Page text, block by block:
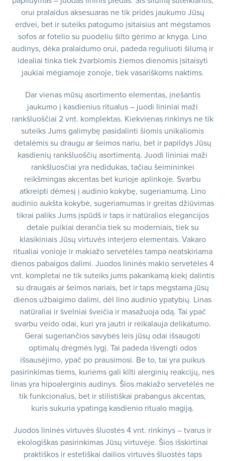
orui pralaidus aksesuaras ne tik pridės jaukumo Jūsų
erdvei, bet ir suteiks patogumo įsitaisius ant mėgstamos
sofos ar fotelio su puodeliu šilto gėrimo ar knyga. Lino
audinys, dėka pralaidumo orui, padeda reguliuoti šilumą ir
idealiai tinka tiek žvarbiomis žiemos dienomis įsitaisyti
jaukiai mėgiamoje zonoje, tiek vasariškoms naktims.
Dar vienas mūsų asortimento elementas, įnešantis
jaukumo į kasdienius ritualus – juodi lininiai maži
rankšluoščiai 2 vnt. komplektas. Kiekvienas rinkinys ne tik
suteiks Jums galimybę pasidalinti šiomis unikaliomis
detalėmis su draugu ar šeimos nariu, bet ir papildys Jūsų
kasdienių rankšluoščių asortimentą. Juodi lininiai maži
rankšluosčiai yra nedidukas, tačiau šeimininkei
reikšmingas akcentas bet kurioje aplinkoje. Svarbu
atkreipti dėmesį į audinio kokybę, sugeriamumą. Lino
audinio aukšta kokybė, sugeriamumas ir greitas džiūvimas
tikrai paliks Jums įspūdš ir taps ir natūralios elegancijos
detale puikiai derančia tiek su moderniais, tiek su
klasikiniais Jūsų virtuvės interjero elementais. Vakaro
ritualiai vonioje ir makiažo servetėlės tampa neatskiriama
dienos pabaigos dalimi. Juodos lininės makio servetėlės 4
vnt. kompletai ne tik suteiks jums pakankamą kiekį dalintis
su draugais ar šeimos nariais, bet ir taps mėgstama jūsų
dienos užbaigimo dalimi, dėl lino audinio ypatybių. Linas
natūraliai ir švelniai šveičia ir masažuoja odą. Tai ypač
svarbu veido odai, kuri yra jautri ir reikalauja delikatumo.
Gerai sugeriančios savybės leis jūsų odai išsaugoti
optimalų drėgmės lygį. Tai padeda išvengti odos
išsausėjimo, ypač po prausimosi. Be to, tai yra puikus
pasirinkimas tiems, kuriems gali kilti alerginių reakcijų, nes
linas yra hipoalerginis audinys. Šios makiažo servetėlės ne
tik funkcionalus, bet ir stilistiškai prabangus akcentas,
kuris sukuria ypatingą kasdienio ritualo magiją.
Juodos lininės virtuvės šluostės 4 vnt. rinkinys – tvarus ir
ekologiškas pasirinkimas Jūsų virtuvėje. Šios išskirtinai
praktiškos ir estetiškai dailios virtuvės šluostės taps